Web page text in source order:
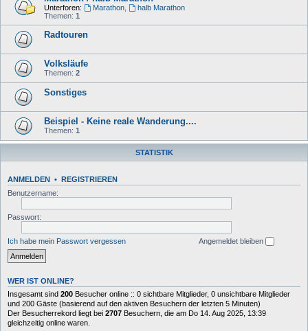
Unterforen: Marathon,
halb Marathon
Themen: 1
Radtouren
Volksläufe
Themen: 2
Sonstiges
Beispiel - Keine reale Wanderung....
Themen: 1
STATISTIK
ANMELDEN • REGISTRIEREN
Benutzername:
Passwort:
Ich habe mein Passwort vergessen Angemeldet bleiben
WER IST ONLINE?
Insgesamt sind 200 Besucher online :: 0 sichtbare Mitglieder, 0 unsichtbare Mitglieder
und 200 Gäste (basierend auf den aktiven Besuchern der letzten 5 Minuten)
Der Besucherrekord liegt bei 2707 Besuchern, die am Do 14. Aug 2025, 13:39
gleichzeitig online waren.